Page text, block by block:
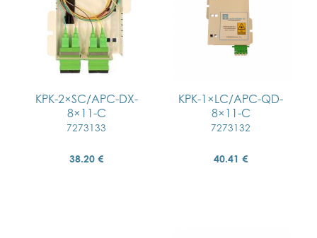
KPK-2×SC/APC-DX-
8×11-C
7273133
38.20 €
KPK-1×LC/APC-QD-
8×11-C
7273132
40.41 €